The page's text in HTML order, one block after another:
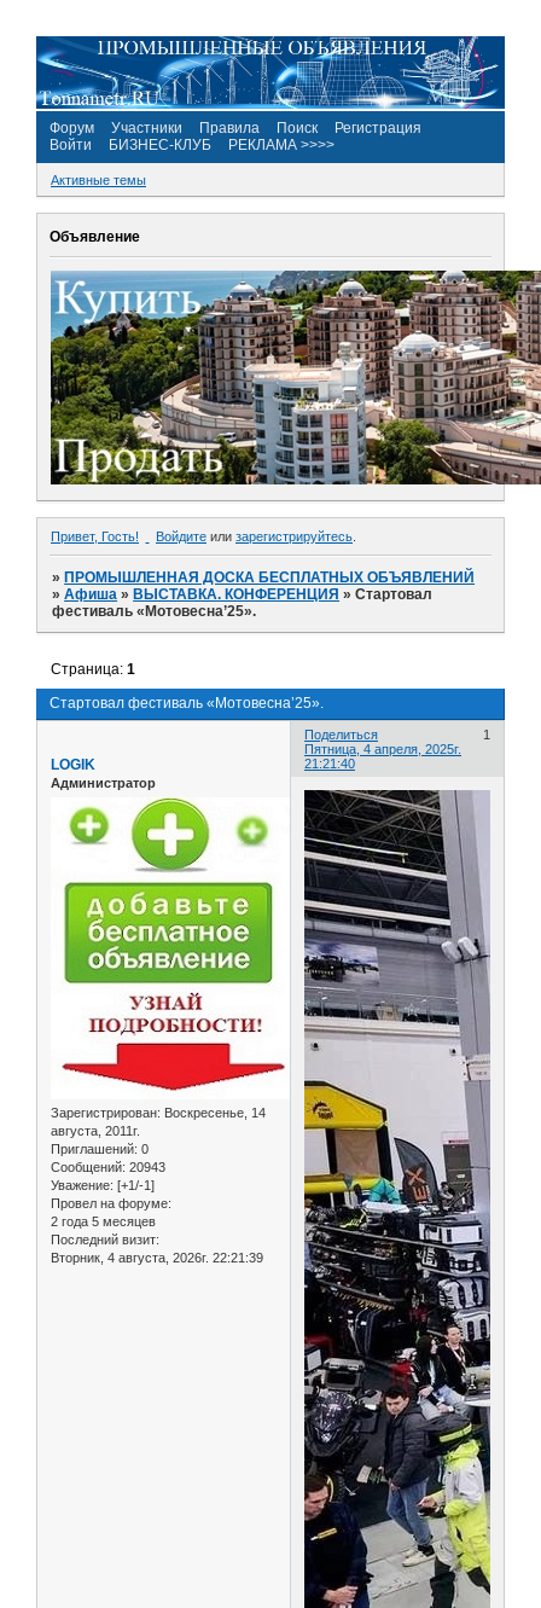
Форум Участники Правила Поиск
Регистрация
Войти
БИЗНЕС-КЛУБ РЕКЛАМА >>>>
Активные темы
Объявление
Привет, Гость! Войдите или зарегистрируйтесь
»ПРОМЫШЛЕННАЯ ДОСКА БЕСПЛАТНЫХ ОБЪЯВЛЕНИЙ
»Афиша »ВЫСТАВКА. КОНФЕРЕНЦИЯ »Стартовал
фестиваль «Мотовесна’25».
Стартовал фестиваль «Мотовесна’25».
Страница:1
Поделиться
1
Пятница, 4 апреля, 2025г.
21:21:40
LOGIK
Администратор
Зарегистрирован: Воскресенье, 14
августа, 2011г.
Приглашений: 0
Сообщений: 20943
Уважение: [+1/-1]
Провел на форуме:
2 года 5 месяцев
Последний визит:
Вторник, 4 августа, 2026г. 22:21:39